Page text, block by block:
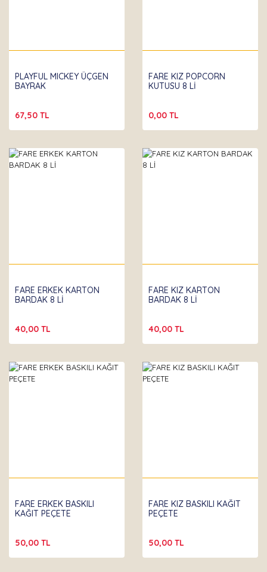
PLAYFUL MICKEY ÜÇGEN
BAYRAK
67,50 TL
FARE KIZ POPCORN
KUTUSU 8 Lİ
0,00 TL
FARE ERKEK KARTON
BARDAK 8 Lİ
40,00 TL
FARE KIZ KARTON
BARDAK 8 Lİ
40,00 TL
FARE ERKEK BASKILI
KAĞIT PEÇETE
50,00 TL
FARE KIZ BASKILI KAĞIT
PEÇETE
50,00 TL